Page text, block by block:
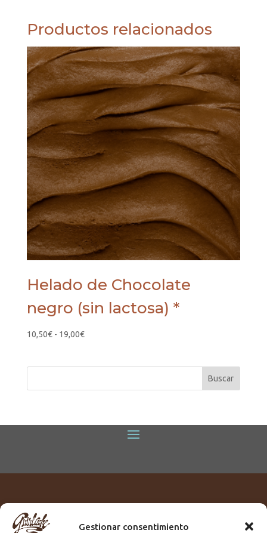
Gestionar consentimiento
Productos relacionados
Helado de Chocolate
negro (sin lactosa) *
10,50€ - 19,00€Rango
10,50€
Titular: ROME GUIRLACHE SL.